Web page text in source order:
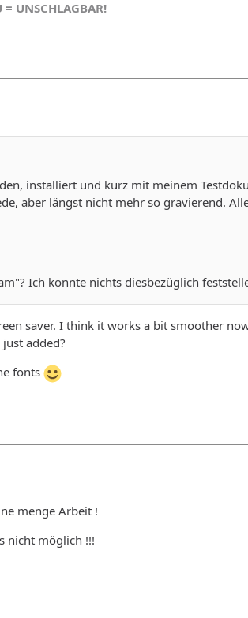
UNSCHLAGBAR!
installiert und kurz mit meinem
aber längst nicht mehr so gravierend.
Ich konnte nichts diesbezüglich
saver. I think it works a bit smoother
added?
fonts
menge Arbeit !
nicht möglich !!!